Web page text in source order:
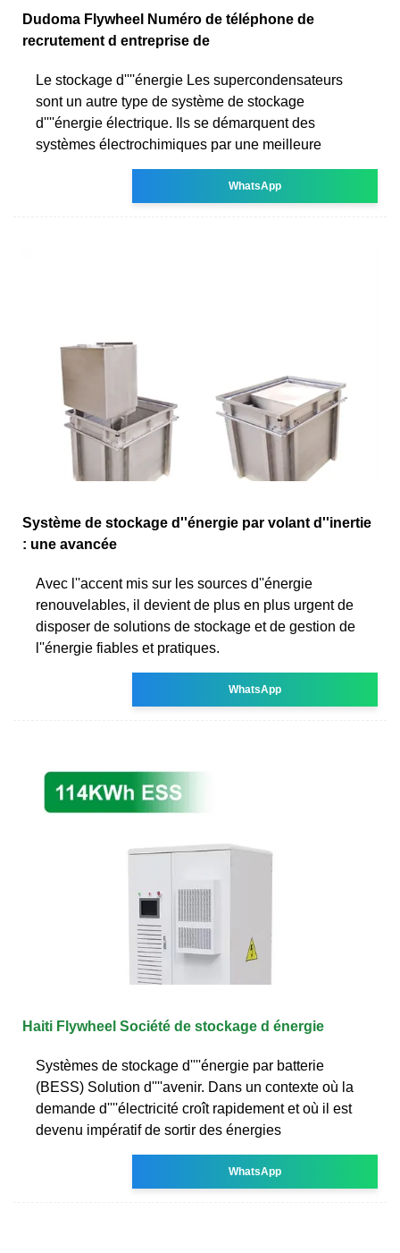
Dudoma Flywheel Numéro de téléphone de
recrutement d entreprise de
Le stockage d''''énergie Les supercondensateurs
sont un autre type de système de stockage
d''''énergie électrique. Ils se démarquent des
systèmes électrochimiques par une meilleure
WhatsApp
Système de stockage d''énergie par volant d''inertie
: une avancée
Avec l''accent mis sur les sources d''énergie
renouvelables, il devient de plus en plus urgent de
disposer de solutions de stockage et de gestion de
l''énergie fiables et pratiques.
WhatsApp
Haiti Flywheel Société de stockage d énergie
Systèmes de stockage d''''énergie par batterie
(BESS) Solution d''''avenir. Dans un contexte où la
demande d''''électricité croît rapidement et où il est
devenu impératif de sortir des énergies
WhatsApp